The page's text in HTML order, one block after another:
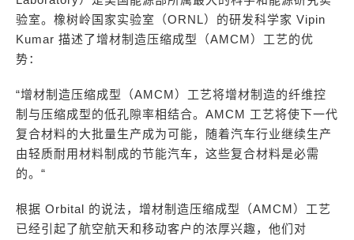
验室。橡树岭国家实验室（ORNL）的研发科学家 Vipin
Kumar 描述了增材制造压缩成型（AMCM）工艺的优
势：
“增材制造压缩成型（AMCM）工艺将增材制造的纤维控
制与压缩成型的低孔隙率相结合。AMCM 工艺将使下一代
复合材料的大批量生产成为可能，随着汽车行业继续生产
由轻质耐用材料制成的节能汽车，这些复合材料是必需
的。“
根据 Orbital 的说法，增材制造压缩成型（AMCM）工艺
已经引起了航空航天和移动客户的浓厚兴趣，他们对